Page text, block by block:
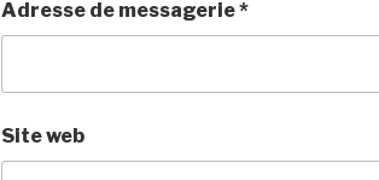
Adresse de messagerie*
Site web